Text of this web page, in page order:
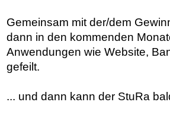
Gemeinsam mit der/dem
dann in den kommenden
Anwendungen wie Website,
gefeilt.
... und dann kann der StuRa